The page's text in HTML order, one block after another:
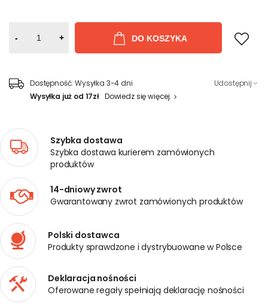
- + DO KOSZYKA
Dostępność: Wysyłka 3-4 dni
Wysyłka już od 17zł Dowiedz się więcej
Udostępnij
Szybka dostawa
Szybka dostawa kurierem zamówionych
produktów
14-dniowy zwrot
Gwarantowany zwrot zamówionych produktów
Polski dostawca
Produkty sprawdzone i dystrybuowane w Polsce
Deklaracja nośności
Oferowane regały spełniają deklarację nośności